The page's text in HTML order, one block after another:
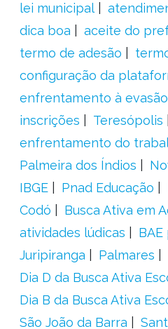
lei municipal
dica boa
aceite do
termo de adesão
configuração da
enfrentamento à
inscrições
Teresópolis
enfrentamento do
Palmeira dos Índios
IBGE
Pnad Educação
Codó
Busca Ativa em
atividades lúdicas
Juripiranga
Palmares
Dia D da Busca Ativa
Dia B da Busca Ativa
São João da Barra